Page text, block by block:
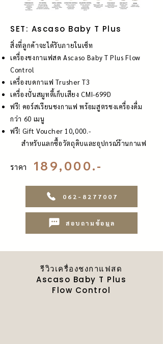
SET: Ascaso Baby T Plus
สิ่งที่ลูกค้าจะได้รับภายในเซ็ท
เครื่องชงกาแฟสด Ascaso Baby T Plus Flow
Control
เครื่องบดกาแฟ Trusher T3
เครื่องปั่นสมูทตี้เก็บเสียง CMI-699D
ฟรี! คอร์สเรียนชงกาแฟ พร้อมสูตรชงเครื่องดื่ม
กว่า 60 เมนู
ฟรี! Gift Voucher 10,000.-
สำหรับแลกซื้อวัตถุดิบและอุปกรณ์ร้านกาแฟ
ราคา 189,000.-
062-8277007
สอบถามข้อมูล
รีวิวเครื่องชงกาแฟสด
Ascaso Baby T Plus
Flow Control